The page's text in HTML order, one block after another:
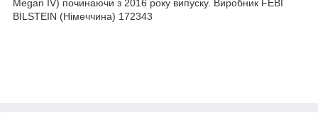
Megan IV) починаючи з 2016 року випуску. Виробник FEBI
BILSTEIN (Німеччина) 172343